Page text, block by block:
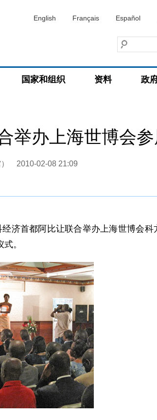
English Français Español
国家和组织 资料 政
举办上海世博会
） 2010-02-08 21:09
首都阿比让联合举办上海世博会科
。